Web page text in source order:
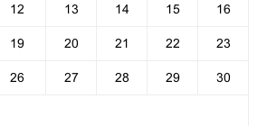
12 13 14 15 16
19 20 21 22 23
26 27 28 29 30